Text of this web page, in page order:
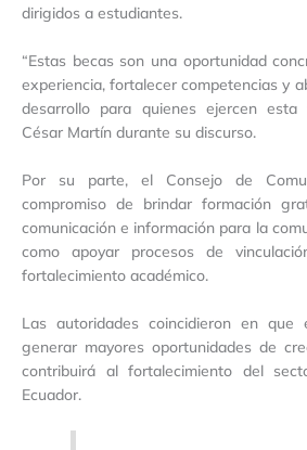
dirigidos a estudiantes.
“Estas becas son una oportunidad
experiencia, fortalecer competencias y
desarrollo para quienes ejercen esta
César Martín durante su discurso.
Por su parte, el Consejo de
compromiso de brindar formación
comunicación e información para la
como apoyar procesos de
fortalecimiento académico.
Las autoridades coincidieron en que
generar mayores oportunidades de
contribuirá al fortalecimiento del
Ecuador.